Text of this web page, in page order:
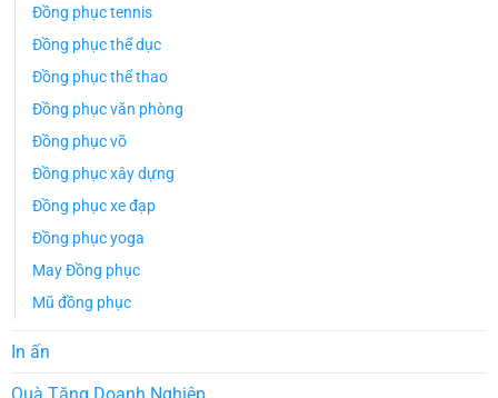
Đồng phục tennis
Đồng phục thể dục
Đồng phục thể thao
Đồng phục văn phòng
Đồng phục võ
Đồng phục xây dựng
Đồng phục xe đạp
Đồng phục yoga
May Đồng phục
Mũ đồng phục
In ấn